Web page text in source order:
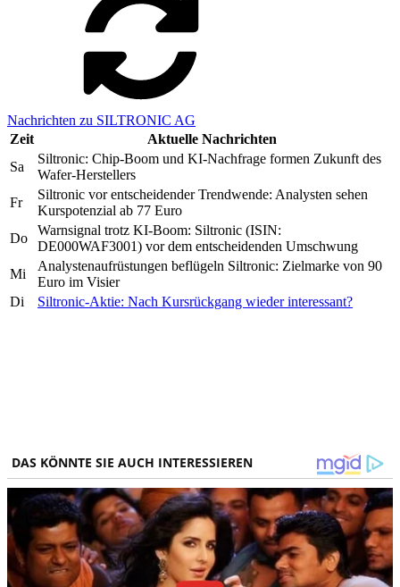
Nachrichten zu SILTRONIC AG
Zeit
Aktuelle Nachrichten
Sa
Siltronic: Chip-Boom und KI-Nachfrage formen Zukunft des
Wafer-Herstellers
Fr
Siltronic vor entscheidender Trendwende: Analysten sehen
Kurspotenzial ab 77 Euro
Do
Warnsignal trotz KI-Boom: Siltronic (ISIN:
DE000WAF3001) vor dem entscheidenden Umschwung
Mi
Analystenaufrüstungen beflügeln Siltronic: Zielmarke von 90
Euro im Visier
Di
Siltronic-Aktie: Nach Kursrückgang wieder interessant?